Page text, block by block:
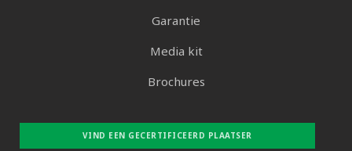
Garantie
Media kit
Brochures
VIND EEN GECERTIFICEERD PLAATSER